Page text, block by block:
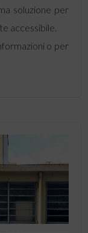
soluzione per
accessibile.
o per